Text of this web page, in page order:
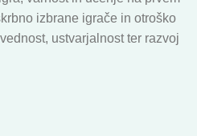
izbrane igrače in otroško
ustvarjalnost ter razvoj